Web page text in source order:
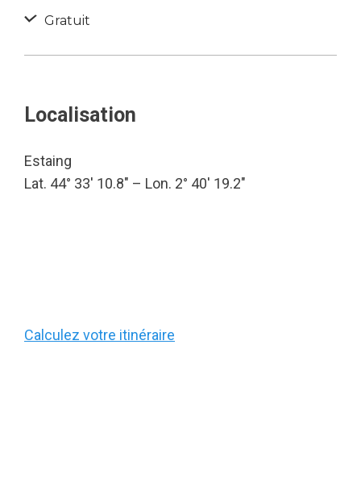
Gratuit
Localisation
Estaing
Lat. 44° 33′ 10.8″ – Lon. 2° 40′ 19.2″
Calculez votre itinéraire